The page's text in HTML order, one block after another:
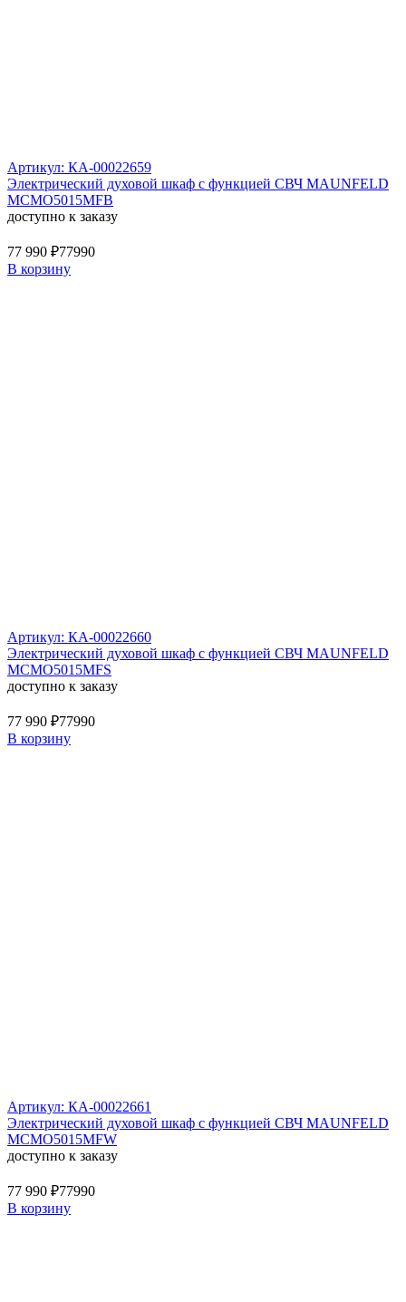
Артикул: КА-00022659
Электрический духовой шкаф с функцией СВЧ MAUNFELD
MCMO5015MFB
доступно к заказу
77 990 ₽77990
В корзину
Артикул: КА-00022660
Электрический духовой шкаф с функцией СВЧ MAUNFELD
MCMO5015MFS
доступно к заказу
77 990 ₽77990
В корзину
Артикул: КА-00022661
Электрический духовой шкаф с функцией СВЧ MAUNFELD
MCMO5015MFW
доступно к заказу
77 990 ₽77990
В корзину